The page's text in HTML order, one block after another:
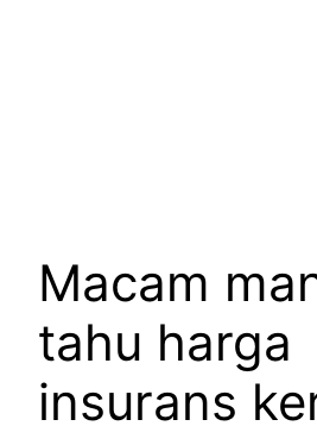
Macam
tahu harga
insurans